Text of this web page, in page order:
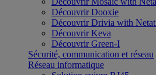
Découvrir Dooxie
Découvrir Drivia with
Découvrir Keva
Découvrir Green-I
Sécurité, communication et réseau
Réseau informatique